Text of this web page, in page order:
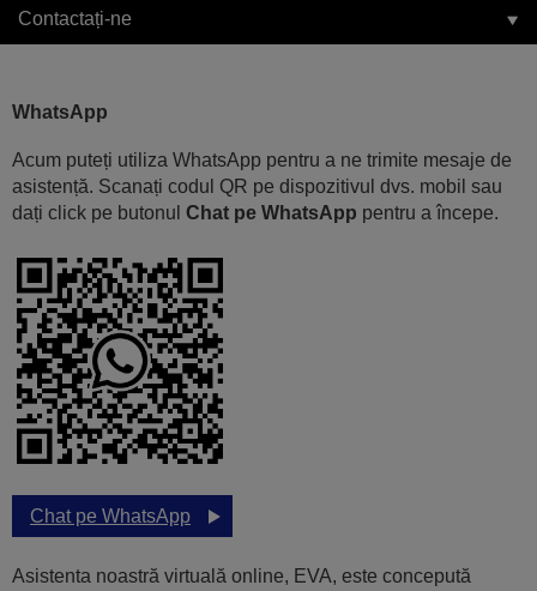
Contactați-ne
WhatsApp
Acum puteți utiliza WhatsApp pentru a ne trimite mesaje de
asistență. Scanați codul QR pe dispozitivul dvs. mobil sau
dați click pe butonul Chat pe WhatsApp pentru a începe.
Chat pe WhatsApp
Asistenta noastră virtuală online, EVA, este concepută